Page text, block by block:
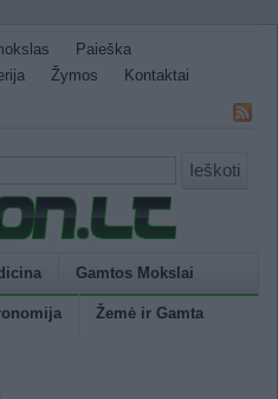
Paieška
Žymos Kontaktai
Ieškoti
Gamtos Mokslai
Žemė ir Gamta